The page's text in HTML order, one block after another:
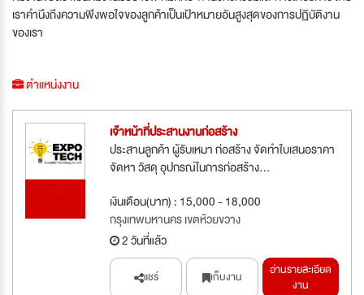
เราคำนึงถึงความพึงพอใจของลูกค้าเป็นเป้าหมายอันสูงสุดของการปฏิบัติงาน
ของเรา
ตำแหน่งงาน
เจ้่าหน้าที่ประสานงานก่อสร้าง
ประสานลูกค้า ผู้รับเหมา ก่อสร้าง จัดทำใบเสนอราคา
จัดหา วัสดุ อุปกรณ์ในการก่อสร้าง...
เงินเดือน(บาท) : 15,000 - 18,000
กรุงเทพมหานคร เขตห้วยขวาง
2 วันที่แล้ว
แชร์ เก็บงาน
อ่านรายละเอียด
งาน